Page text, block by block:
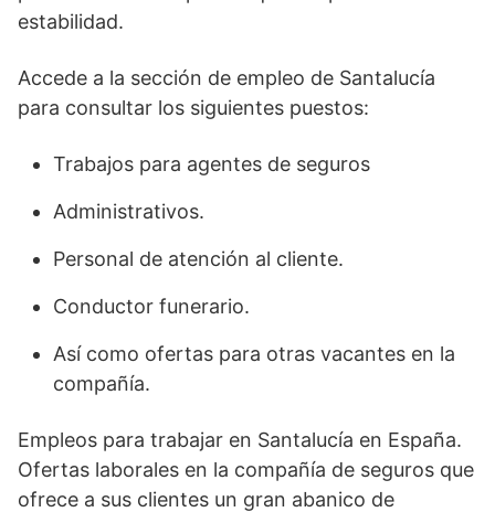
estabilidad.
Accede a la sección de empleo de Santalucía
para consultar los siguientes puestos:
Trabajos para agentes de seguros
Administrativos.
Personal de atención al cliente.
Conductor funerario.
Así como ofertas para otras vacantes en la
compañía.
Empleos para trabajar en Santalucía en España.
Ofertas laborales en la compañía de seguros que
ofrece a sus clientes un gran abanico de